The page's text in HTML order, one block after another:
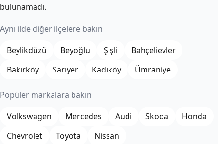
bulunamadı.
Aynı ilde diğer ilçelere bakın
Beylikdüzü
Beyoğlu Şişli
Bahçelievler
Bakırköy
Sarıyer Kadıköy Ümraniye
Popüler markalara bakın
Volkswagen
Mercedes Audi Skoda
Honda
Chevrolet
Toyota Nissan